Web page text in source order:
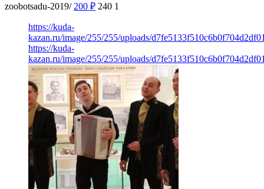
zoobotsadu-2019/ 200 ₽ 240 1
https://kuda-
kazan.ru/image/255/255/uploads/
https://kuda-
kazan.ru/image/255/255/uploads/